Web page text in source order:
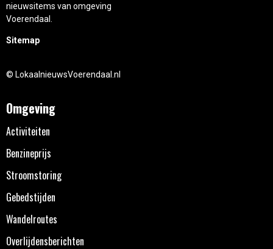
nieuwsitems van omgeving
Voerendaal.
Sitemap
© LokaalnieuwsVoerendaal.nl
Omgeving
Activiteiten
Benzineprijs
Stroomstoring
Gebedstijden
Wandelroutes
Overlijdensberichten